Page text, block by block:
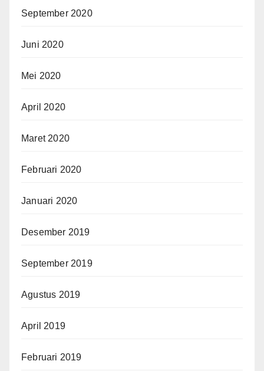
September 2020
Juni 2020
Mei 2020
April 2020
Maret 2020
Februari 2020
Januari 2020
Desember 2019
September 2019
Agustus 2019
April 2019
Februari 2019